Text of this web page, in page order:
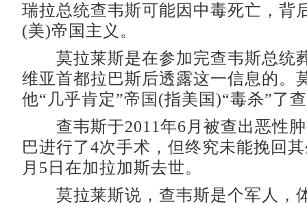
瑞拉总统查韦斯可能因中毒死亡，背
(美)帝国主义。
莫拉莱斯是在参加完查韦斯总统
维亚首都拉巴斯后透露这一信息的。
他“几乎肯定”帝国(指美国)“毒杀”了
查韦斯于2011年6月被查出恶性肿
巴进行了4次手术，但终究未能挽回
月5日在加拉加斯去世。
莫拉莱斯说，查韦斯是个军人，